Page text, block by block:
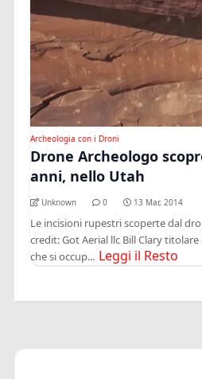
Archeologia con i Droni
Drone Archeologo
anni, nello Utah
Unknown 0 13 Mar, 2014
Le incisioni rupestri scoperte dal
credit: Got Aerial llc Bill Clary
che si occup... Leggi il Resto